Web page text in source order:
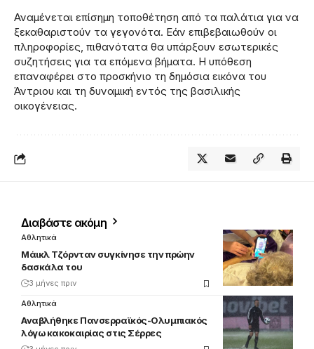
Αναμένεται επίσημη τοποθέτηση από τα παλάτια για να
ξεκαθαριστούν τα γεγονότα. Εάν επιβεβαιωθούν οι
πληροφορίες, πιθανότατα θα υπάρξουν εσωτερικές
συζητήσεις για τα επόμενα βήματα. Η υπόθεση
επαναφέρει στο προσκήνιο τη δημόσια εικόνα του
Άντριου και τη δυναμική εντός της βασιλικής
οικογένειας.
Διαβάστε ακόμη
Αθλητικά
Μάικλ Τζόρνταν συγκίνησε την πρώην
δασκάλα του
3 μήνες πριν
Αθλητικά
Αναβλήθηκε Πανσερραϊκός-Ολυμπιακός
λόγω κακοκαιρίας στις Σέρρες